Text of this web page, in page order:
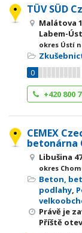
TÜV SÜD
Malátova
Labem-
okres Ústí
0
+420 800
CEMEX
betonárna
Libušina
okres
Beton,
podlahy,
Právě je
Příště